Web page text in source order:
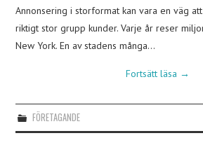
Annonsering i storformat kan vara en väg
riktigt stor grupp kunder. Varje år reser
New York. En av stadens många…
Fortsätt läsa →
FÖRETAGANDE